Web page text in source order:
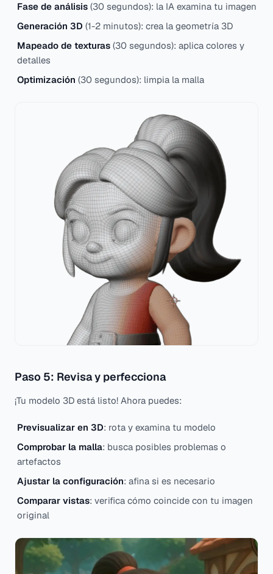
Fase de análisis (30 segundos): la IA examina tu imagen
Generación 3D (1-2 minutos): crea la geometría 3D
Mapeado de texturas (30 segundos): aplica colores y
detalles
Optimización (30 segundos): limpia la malla
Paso 5: Revisa y perfecciona
¡Tu modelo 3D está listo! Ahora puedes:
Previsualizar en 3D: rota y examina tu modelo
Comprobar la malla: busca posibles problemas o
artefactos
Ajustar la configuración: afina si es necesario
Comparar vistas: verifica cómo coincide con tu imagen
original